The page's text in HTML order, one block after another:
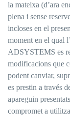
la mateixa (d’ara
plena i sense
incloses en el
moment en el qual
ADSYSTEMS es
modificacions que
podent canviar,
es prestin a través
apareguin
compromet a